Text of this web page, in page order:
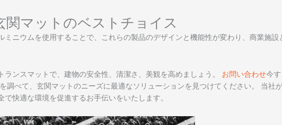
関マットのベストチョイス
ミニウムを使用することで、これらの製品のデザインと機能性が変わり、商業施
ランスマットで、建物の安全性、清潔さ、美観を高めましょう。 お問い合わせ今
調べて、玄関マットのニーズに最適なソリューションを見つけてください。 当社
快適な環境を促進するお手伝いをいたします。